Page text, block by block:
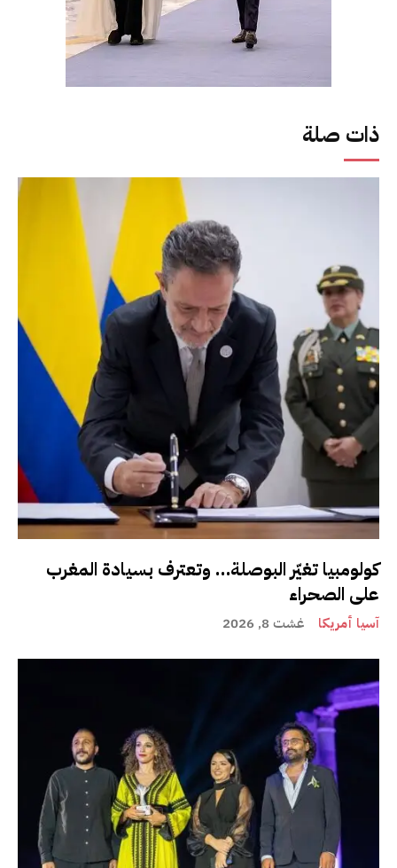
ذات صلة
كولومبيا تغيّر البوصلة… وتعترف بسيادة المغرب
على الصحراء
آسيا أمريكا غشت 8, 2026